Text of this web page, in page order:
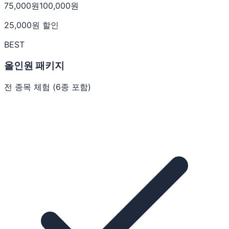
75,000원100,000원
25,000원 할인
BEST
올인원 패키지
전 종목 체험 (6종 포함)